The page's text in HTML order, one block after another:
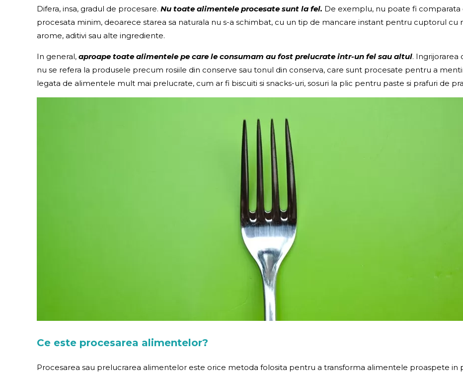
Difera, insa, gradul de procesare.Nu toate alimentele procesate sunt la fel. De exemplu, nu poate fi
procesata minim, deoarece starea sa naturala nu s-a schimbat, cu un tip de mancare instant pentru cuptorul
arome, aditivi sau alte ingrediente.
In general,aproape toate alimentele pe care le consumam au fost prelucrate intr-un fel sau altul.
nu se refera la produsele precum rosiile din conserve sau tonul din conserva, care sunt procesate pentru a
legata de alimentele mult mai prelucrate, cum ar fi biscuiti si snacks-uri, sosuri la plic pentru paste si prafuri de
Ce este procesarea alimentelor?
Procesarea sau prelucrarea alimentelor este orice metoda folosita pentru a transforma alimentele proaspete